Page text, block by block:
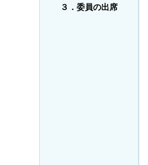
３．委員の出席